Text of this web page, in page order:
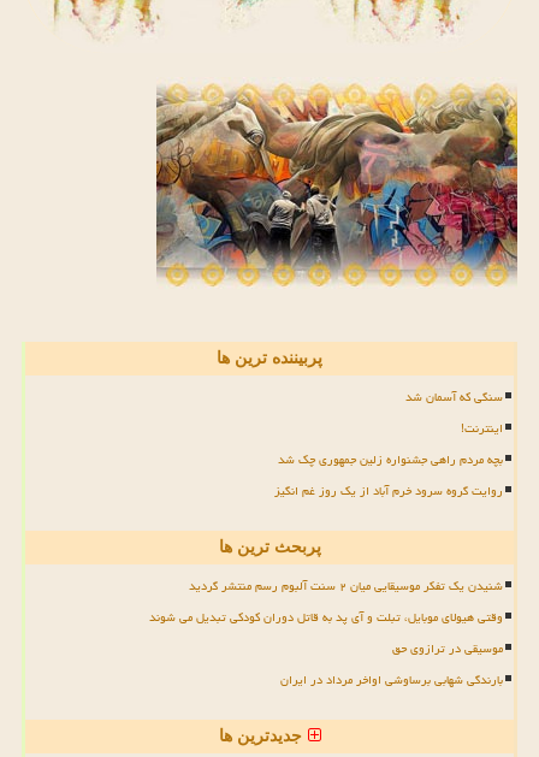
پربیننده ترین ها
سنگی که آسمان شد
اینترنت!
بچه مردم راهی جشنواره زلین جمهوری چک شد
روایت گروه سرود خرم آباد از یک روز غم انگیز
پربحث ترین ها
شنیدن یک تفکر موسیقایی میان ۲ سنت آلبوم رسم منتشر گردید
وقتی هیولای موبایل، تبلت و آی پد به قاتل دوران کودکی تبدیل می شوند
موسیقی در ترازوی حق
بارندگی شهابی برساوشی اواخر مرداد در ایران
جدیدترین ها